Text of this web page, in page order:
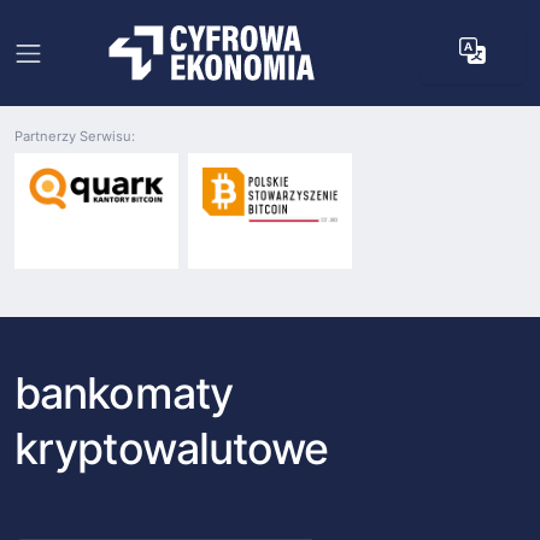
Partnerzy Serwisu:
bankomaty
kryptowalutowe